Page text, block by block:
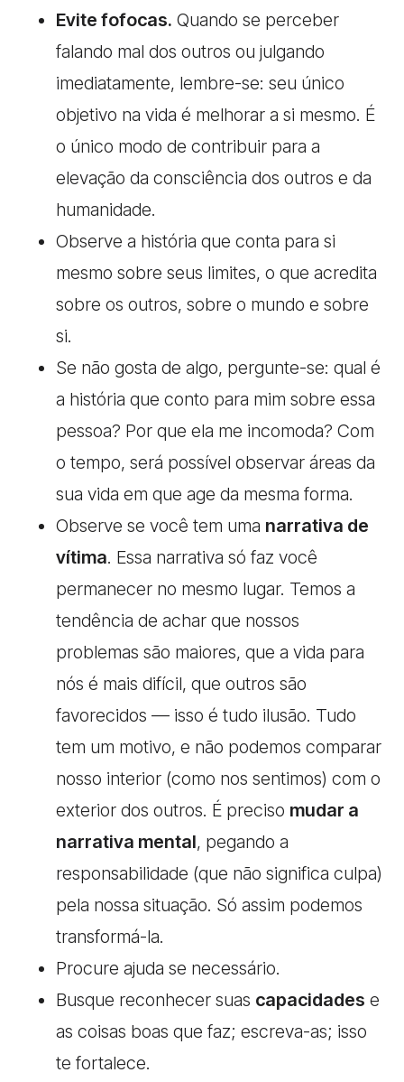
Evite fofocas. Quando se perceber
falando mal dos outros ou julgando
imediatamente, lembre-se: seu único
objetivo na vida é melhorar a si mesmo. É
o único modo de contribuir para a
elevação da consciência dos outros e da
humanidade.
Observe a história que conta para si
mesmo sobre seus limites, o que acredita
sobre os outros, sobre o mundo e sobre
si.
Se não gosta de algo, pergunte-se: qual é
a história que conto para mim sobre essa
pessoa? Por que ela me incomoda? Com
o tempo, será possível observar áreas da
sua vida em que age da mesma forma.
Observe se você tem uma narrativa de
vítima. Essa narrativa só faz você
permanecer no mesmo lugar. Temos a
tendência de achar que nossos
problemas são maiores, que a vida para
nós é mais difícil, que outros são
favorecidos — isso é tudo ilusão. Tudo
tem um motivo, e não podemos comparar
nosso interior (como nos sentimos) com o
exterior dos outros. É preciso mudar a
narrativa mental, pegando a
responsabilidade (que não significa culpa)
pela nossa situação. Só assim podemos
transformá-la.
Procure ajuda se necessário.
Busque reconhecer suas capacidades e
as coisas boas que faz; escreva-as; isso
te fortalece.